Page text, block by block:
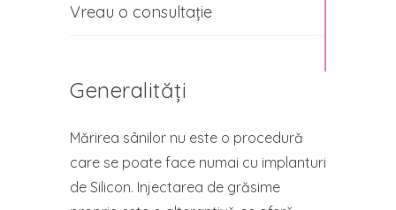
Vreau o consultație
Generalități
Mărirea sânilor nu este o procedură
care se poate face numai cu implanturi
de Silicon. Injectarea de grăsime